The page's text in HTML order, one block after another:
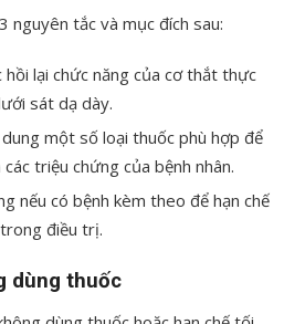
nguyên tắc và mục đích sau:
hồi lại chức năng của cơ thắt thực
sát dạ dày.
một số loại thuốc phù hợp để
triệu chứng của bệnh nhân.
nếu có bệnh kèm theo để hạn chế
điều trị.
dùng thuốc